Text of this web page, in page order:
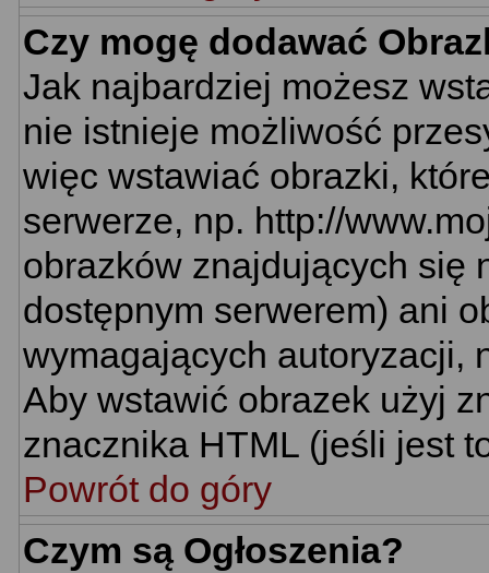
Czy mogę dodawać
Jak najbardziej możesz
nie istnieje możliwość
więc wstawiać obrazki,
serwerze, np. http://
obrazków znajdujących się
dostępnym serwerem) ani
wymagających autoryzacji,
Aby wstawić obrazek użyj
znacznika HTML (jeśli jest
Powrót do góry
Czym są Ogłoszenia?